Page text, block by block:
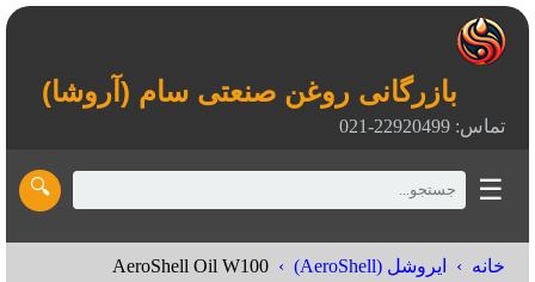
بازرگانی روغن صنعتی سام (آروشا)
تماس: 22920499-021
☰
🔍
خانه ایروشل (AeroShell) AeroShell Oil W100